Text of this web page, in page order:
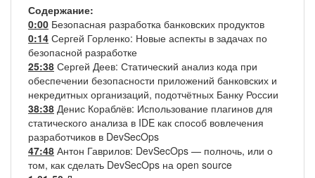
Содержание:
0:00 Безопасная разработка банковских продуктов
0:14 Сергей Горленко: Новые аспекты в задачах по
безопасной разработке
25:38 Сергей Деев: Статический анализ кода при
обеспечении безопасности приложений банковских и
некредитных организаций, подотчётных Банку России
38:38 Денис Кораблёв: Использование плагинов для
статического анализа в IDE как способ вовлечения
разработчиков в DevSecOps
47:48 Антон Гаврилов: DevSecOps — полночь, или о
том, как сделать DevSecOps на open source